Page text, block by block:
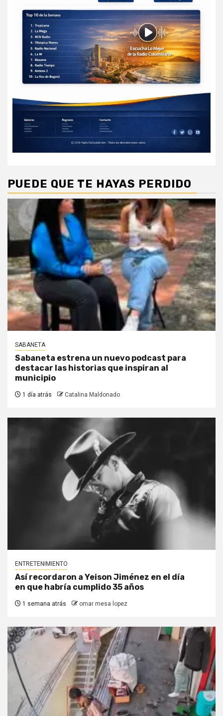
PUEDE QUE TE HAYAS PERDIDO
SABANETA
Sabaneta estrena un nuevo podcast para
destacar las historias que inspiran al
municipio
1 día atrás Catalina Maldonado
ENTRETENIMIENTO
Así recordaron a Yeison Jiménez en el día
en que habría cumplido 35 años
1 semana atrás omar mesa lopez